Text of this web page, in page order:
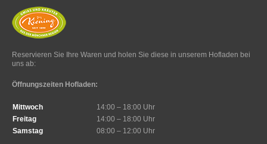
Reservieren Sie Ihre Waren und holen Sie diese in unserem Hofladen bei
uns ab:
Öffnungszeiten Hofladen:
Mittwoch
14:00 – 18:00 Uhr
Freitag
14:00 – 18:00 Uhr
Samstag
08:00 – 12:00 Uhr